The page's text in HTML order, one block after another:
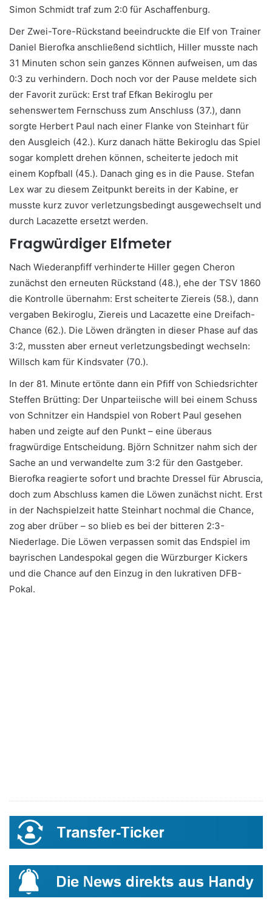
Simon Schmidt traf zum 2:0 für Aschaffenburg.
Der Zwei-Tore-Rückstand beeindruckte die Elf von Trainer
Daniel Bierofka anschließend sichtlich, Hiller musste nach
31 Minuten schon sein ganzes Können aufweisen, um das
0:3 zu verhindern. Doch noch vor der Pause meldete sich
der Favorit zurück: Erst traf Efkan Bekiroglu per
sehenswertem Fernschuss zum Anschluss (37.), dann
sorgte Herbert Paul nach einer Flanke von Steinhart für
den Ausgleich (42.). Kurz danach hätte Bekiroglu das Spiel
sogar komplett drehen können, scheiterte jedoch mit
einem Kopfball (45.). Danach ging es in die Pause. Stefan
Lex war zu diesem Zeitpunkt bereits in der Kabine, er
musste kurz zuvor verletzungsbedingt ausgewechselt und
durch Lacazette ersetzt werden.
Fragwürdiger Elfmeter
Nach Wiederanpfiff verhinderte Hiller gegen Cheron
zunächst den erneuten Rückstand (48.), ehe der TSV 1860
die Kontrolle übernahm: Erst scheiterte Ziereis (58.), dann
vergaben Bekiroglu, Ziereis und Lacazette eine Dreifach-
Chance (62.). Die Löwen drängten in dieser Phase auf das
3:2, mussten aber erneut verletzungsbedingt wechseln:
Willsch kam für Kindsvater (70.).
In der 81. Minute ertönte dann ein Pfiff von Schiedsrichter
Steffen Brütting: Der Unparteiische will bei einem Schuss
von Schnitzer ein Handspiel von Robert Paul gesehen
haben und zeigte auf den Punkt – eine überaus
fragwürdige Entscheidung. Björn Schnitzer nahm sich der
Sache an und verwandelte zum 3:2 für den Gastgeber.
Bierofka reagierte sofort und brachte Dressel für Abruscia,
doch zum Abschluss kamen die Löwen zunächst nicht. Erst
in der Nachspielzeit hatte Steinhart nochmal die Chance,
zog aber drüber – so blieb es bei der bitteren 2:3-
Niederlage. Die Löwen verpassen somit das Endspiel im
bayrischen Landespokal gegen die Würzburger Kickers
und die Chance auf den Einzug in den lukrativen DFB-
Pokal.